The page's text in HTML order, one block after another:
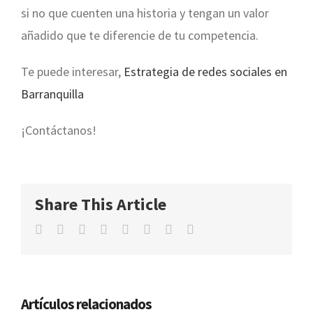
si no que cuenten una historia y tengan un valor
añadido que te diferencie de tu competencia.
Te puede interesar, Estrategia de redes sociales en
Barranquilla
¡Contáctanos!
Share This Article
Facebook
TwitterLinkedinWhatsapp
TumblrPinterest
Artículos relacionados